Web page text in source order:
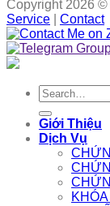
Copyright 2026 ©
Service
Contact
Search
for:
Giới Thiệu
Dịch Vụ